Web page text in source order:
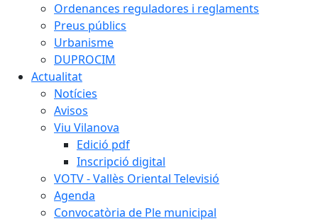
Ordenances reguladores i reglaments
Preus públics
Urbanisme
DUPROCIM
Actualitat
Notícies
Avisos
Viu Vilanova
Edició pdf
Inscripció digital
VOTV - Vallès Oriental Televisió
Agenda
Convocatòria de Ple municipal